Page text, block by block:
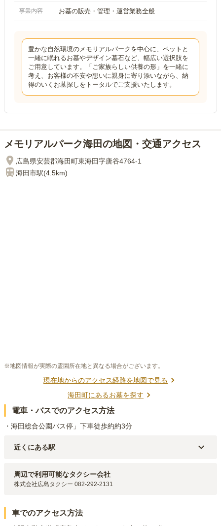
事業内容 お墓の販売・管理・運営業務全般
豊かな自然環境のメモリアルパークを中心に、ペットと
一緒に眠れるお墓やデザイン墓石など、幅広い選択肢を
ご用意しています。「ご家族らしい供養の形」を一緒に
考え、お客様の不安や想いに親身に寄り添いながら、納
得のいくお墓探しをトータルでご支援いたします。
メモリアルパーク海田の地図・交通アクセス
広島県安芸郡海田町東海田字唐谷4764-1
海田市駅(4.5km)
※地図情報が実際の霊園所在地と異なる場合がございます。
現在地からのアクセス経路を地図で見る
海田町にあるお墓を探す
電車・バスでのアクセス方法
・海田総合公園バス停」下車徒歩約約3分
近くにある駅
JR呉線
矢野駅（5.6km）
JR山陽本線(三原～岩国)
中野東駅（
周辺で利用可能なタクシー会社
株式会社広島タクシー 082-292-2131
車でのアクセス方法